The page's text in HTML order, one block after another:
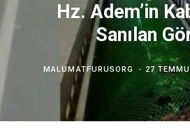
Hz. Adem’in
Sanılan
MALUMATFURUSORG 27